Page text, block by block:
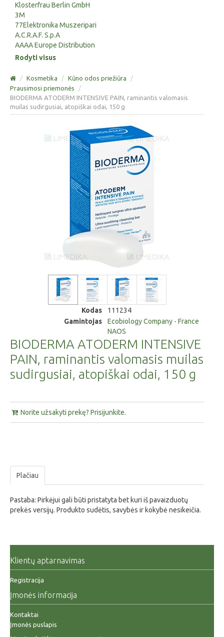
Klosterfrau Berlin GmbH
3M
77Elektronika Muszeripari
A.C.R.A.F. S.p.A
AAAA Europe Distribution
Rodyti visus
/ Kosmetika / Kūno odos priežiūra
/
Prausimosi priemonės
/
BIODERMA ATODERM INTENSIVE PAIN, raminantis valomasis
muilas sudirgusiai, atopiškai odai, 150 g
Kodas
111234
Gamintojas
Ecobiology Company - France
NAOS
BIODERMA ATODERM INTENSIVE
PAIN, raminantis valomasis muilas
sudirgusiai, atopiškai odai, 150 g
Norite užsakyti prekę? Prisijunkite.
Plačiau
Pastaba: Pirkėjui gali būti pristatyta bet kuri iš pavaizduotų
prekės versijų. Produkto sudėtis, savybės ir kokybė nesikeičia.
Klientų aptarnavimas
Registracija
Įmonės informacija
Kontaktai
Įmonės puslapis